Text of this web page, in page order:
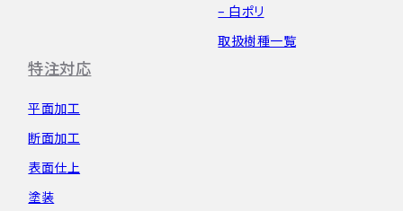
– 白ポリ
取扱樹種一覧
特注対応
平面加工
断面加工
表面仕上
塗装